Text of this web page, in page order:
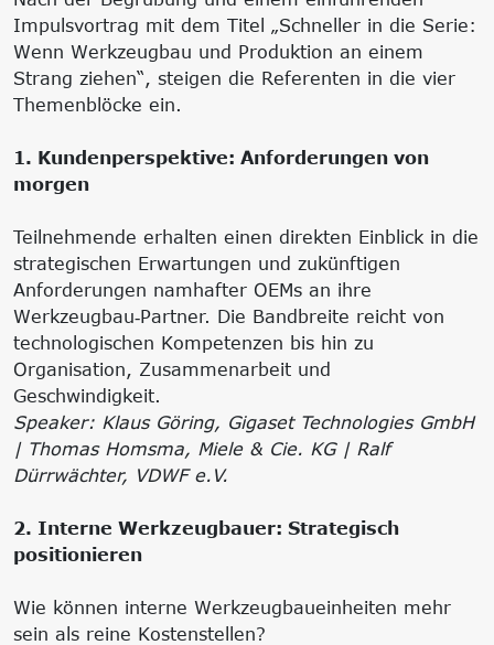
Impulsvortrag mit dem Titel „Schneller in die Serie:
Wenn Werkzeugbau und Produktion an einem
Strang ziehen“, steigen die Referenten in die vier
Themenblöcke ein.
1. Kundenperspektive: Anforderungen von
morgen
Teilnehmende erhalten einen direkten Einblick in die
strategischen Erwartungen und zukünftigen
Anforderungen namhafter OEMs an ihre
Werkzeugbau‑Partner. Die Bandbreite reicht von
technologischen Kompetenzen bis hin zu
Organisation, Zusammenarbeit und
Geschwindigkeit.
Speaker: Klaus Göring, Gigaset Technologies GmbH
| Thomas Homsma, Miele & Cie. KG | Ralf
Dürrwächter, VDWF e.V.
2. Interne Werkzeugbauer: Strategisch
positionieren
Wie können interne Werkzeugbaueinheiten mehr
sein als reine Kostenstellen?